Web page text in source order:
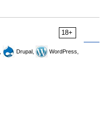
18+
Drupal,
WordPress,